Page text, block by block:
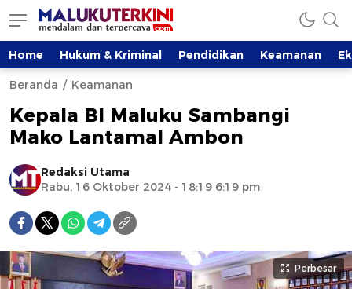
Home Hukum & Kriminal Pendidikan Keamanan
Beranda Keamanan
Kepala BI Maluku Sambangi
Mako Lantamal Ambon
Redaksi Utama
Rabu, 16 Oktober 2024 - 18:19 6:19 pm
Perbesar